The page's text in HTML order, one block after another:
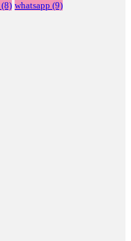
(8) whatsapp (9)